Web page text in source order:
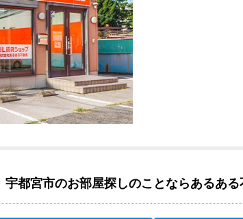
宇都宮市のお部屋探しのことならあるある